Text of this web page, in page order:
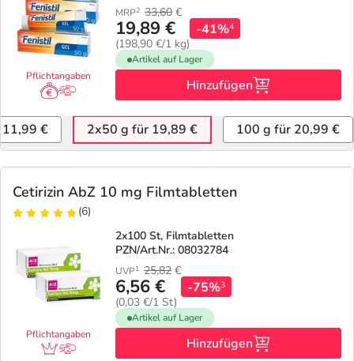
Pflichtangaben
MRP2 33,60 €
19,89 €
(198,90 €/1 kg)
-41%4
Artikel auf Lager
Hinzufügen
€ 2x50 g für 19,89 € 100 g für 20,99 €
Cetirizin AbZ 10 mg Filmtabletten
(6)
Pflichtangaben
2x100 St, Filmtabletten
PZN/Art.Nr.: 08032784
UVP1 25,82 €
6,56 €
(0,03 €/1 St)
-75%3
Artikel auf Lager
Hinzufügen